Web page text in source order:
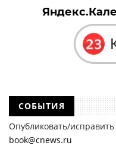
СОБЫТИЯ
Опубликовать/
book@cnews.ru